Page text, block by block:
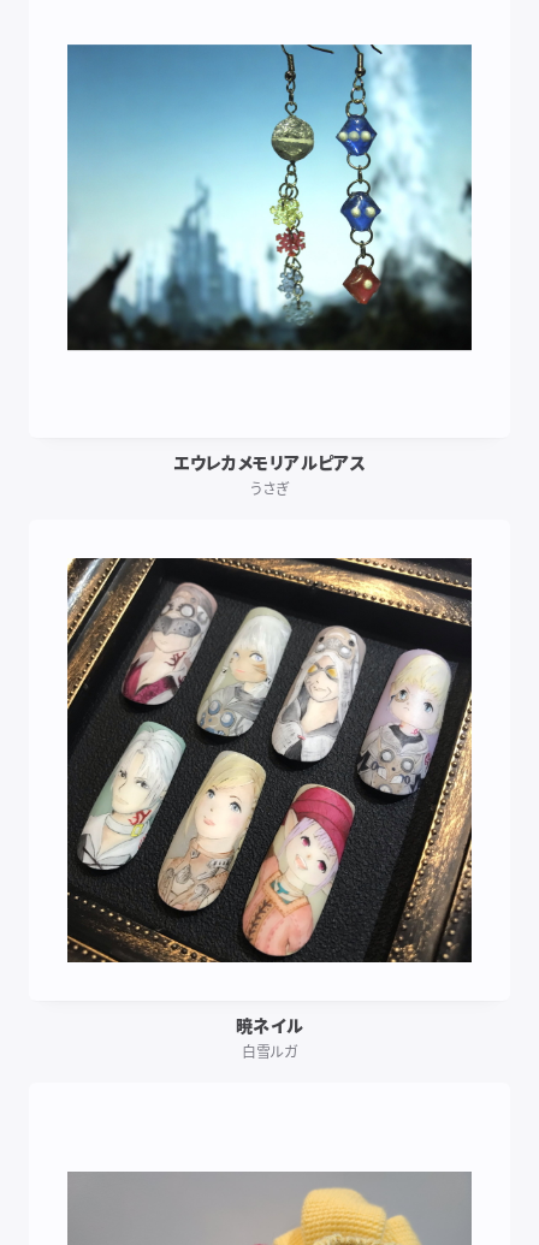
エウレカメモリアルピアス
うさぎ
暁ネイル
白雪ルガ